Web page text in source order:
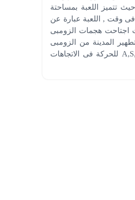
المحمولة بجميع انواع نظم تشغيلها مثل الـ Android , ios , windows phone حيث تتميز اللعبة بمساحتة
فى وقت , اللعبة عبارة عن
اجتاحت هجمات الزومبى
المدينة من الزومبى
والقضاء عليهم , تلعب اللعبة بواسطة لوحة المفاتيح عن طريق مفاتيح A,S,D,W للحركة فى الاتجاهات